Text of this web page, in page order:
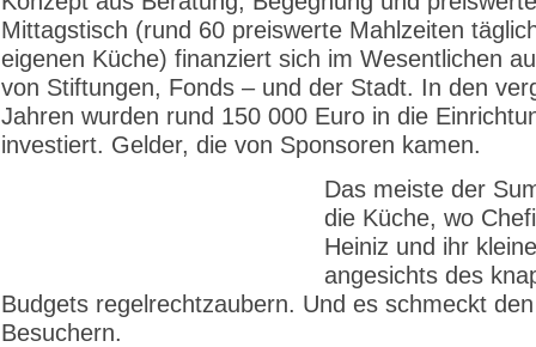
Mittagstisch (rund 60 preiswerte Mahlzeiten
eigenen Küche) finanziert sich im Wesentlichen
von Stiftungen, Fonds – und der Stadt. In den
Jahren wurden rund 150 000 Euro in die
investiert. Gelder, die von Sponsoren kamen.
Das meiste der
die Küche, wo
Heiniz und ihr
angesichts des
Budgets regelrechtzaubern. Und es schmeckt den
Besuchern.